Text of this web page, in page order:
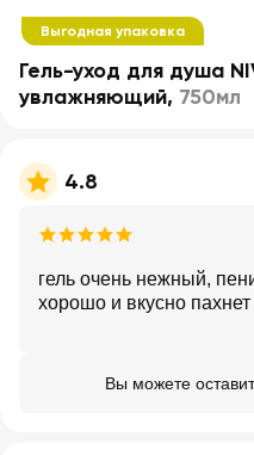
Выгодная упаковка
Гель-уход для душа
увлажняющий, 750мл
4.8
гель очень нежный,
хорошо и вкусно пахнет
Вы можете